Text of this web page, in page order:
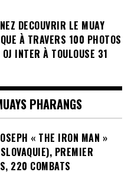
DECOUVRIR LE MUAY
À TRAVERS 100 PHOTOS
INTER À TOULOUSE 31
PHARANGS
« THE IRON MAN »
PREMIER
220 COMBATS